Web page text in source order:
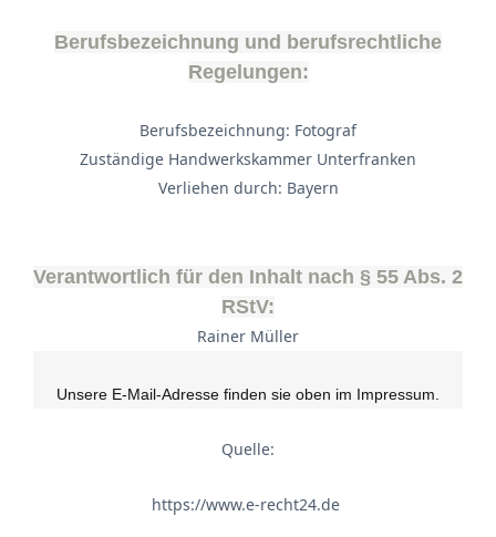
Berufsbezeichnung und berufsrechtliche
Regelungen:
Berufsbezeichnung: Fotograf
Zuständige Handwerkskammer Unterfranken
Verliehen durch: Bayern
Verantwortlich für den Inhalt nach § 55 Abs. 2
RStV:
Rainer Müller
Unsere E-Mail-Adresse finden sie oben im Impressum.
Quelle:
https://www.e-recht24.de